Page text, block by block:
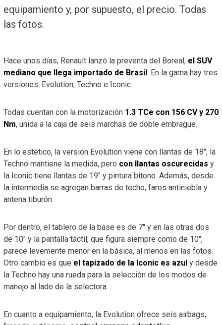
equipamiento y, por supuesto, el precio. Todas
las fotos.
Hace unos días, Renault lanzó la preventa del Boreal, el SUV
mediano que llega importado de Brasil . En la gama hay tres
versiones: Evolution, Techno e Iconic.
Todas cuentan con la motorización 1.3 TCe con 156 CV y 270
Nm, unida a la caja de seis marchas de doble embrague.
En lo estético, la versión Evolution viene con llantas de 18″, la
Techno mantiene la medida, pero con llantas oscurecidas y
la Iconic tiene llantas de 19″ y pintura bitono. Además, desde
la intermedia se agregan barras de techo, faros antiniebla y
antena tiburón.
Por dentro, el tablero de la base es de 7″ y en las otras dos
de 10″ y la pantalla táctil, que figura siempre como de 10″,
parece levemente menor en la básica, al menos en las fotos.
Otro cambio es que el tapizado de la Iconic es azul y desde
la Techno hay una rueda para la selección de los modos de
manejo al lado de la selectora.
En cuanto a equipamiento, la Evolution ofrece seis airbags,